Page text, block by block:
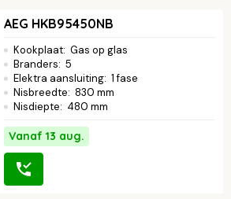
AEG HKB95450NB
Kookplaat: Gas op glas
Branders: 5
Elektra aansluiting: 1 fase
Nisbreedte: 830 mm
Nisdiepte: 480 mm
Vanaf 13 aug.